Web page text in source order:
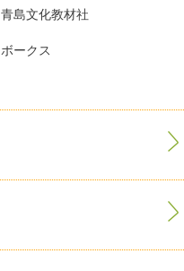
青島文化教材社
ボークス